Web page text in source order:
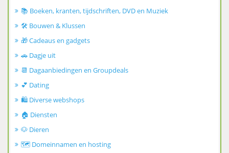
📚 Boeken, kranten, tijdschriften, DVD en Muziek
🛠️ Bouwen & Klussen
🎁 Cadeaus en gadgets
🚗 Dagje uit
📆 Dagaanbiedingen en Groupdeals
💕 Dating
🛍️ Diverse webshops
🏠 Diensten
🐶 Dieren
🗺️ Domeinnamen en hosting